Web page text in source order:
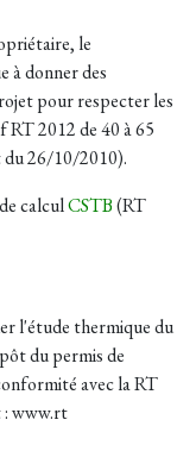
le
à donner des
pour respecter les
RT 2012 de 40 à 65
du 26/10/2010).
calculCSTB(RT
l'étude thermique du
du permis de
avec la RT
: www.rt